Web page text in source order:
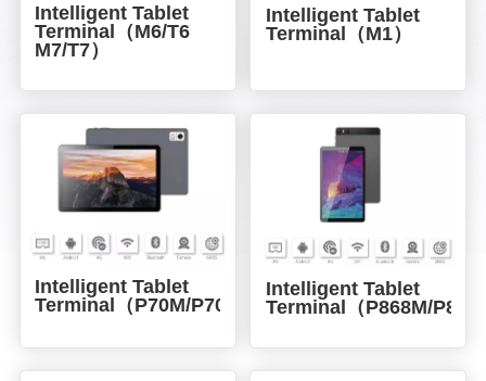
Intelligent Tablet
Terminal（M6/T6
M7/T7）
Intelligent Tablet
Terminal（M1）
Intelligent Tablet
Terminal（P70M/P70T）
Intelligent Tablet
Terminal（P868M/